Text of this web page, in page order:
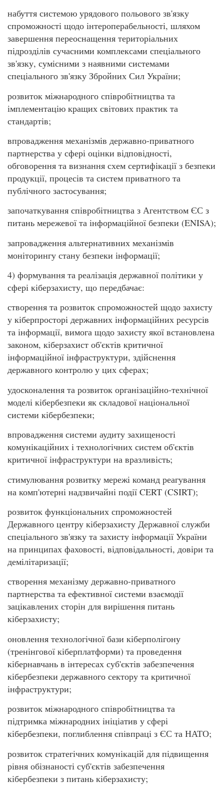
набуття системою урядового польового зв'язку
спроможності щодо інтероперабельності, шляхом
завершення переоснащення територіальних
підрозділів сучасними комплексами спеціального
зв'язку, сумісними з наявними системами
спеціального зв'язку Збройних Сил України;
розвиток міжнародного співробітництва та
імплементацію кращих світових практик та
стандартів;
впровадження механізмів державно-приватного
партнерства у сфері оцінки відповідності,
обговорення та визнання схем сертифікації з безпеки
продукції, процесів та систем приватного та
публічного застосування;
започаткування співробітництва з Агентством ЄС з
питань мережевої та інформаційної безпеки (ENISA);
запровадження альтернативних механізмів
моніторингу стану безпеки інформації;
4) формування та реалізація державної політики у
сфері кіберзахисту, що передбачає:
створення та розвиток спроможностей щодо захисту
у кіберпросторі державних інформаційних ресурсів
та інформації, вимога щодо захисту якої встановлена
законом, кіберзахист об'єктів критичної
інформаційної інфраструктури, здійснення
державного контролю у цих сферах;
удосконалення та розвиток організаційно-технічної
моделі кібербезпеки як складової національної
системи кібербезпеки;
впровадження системи аудиту захищеності
комунікаційних і технологічних систем об'єктів
критичної інфраструктури на вразливість;
стимулювання розвитку мережі команд реагування
на комп'ютерні надзвичайні події CERT (CSIRT);
розвиток функціональних спроможностей
Державного центру кіберзахисту Державної служби
спеціального зв'язку та захисту інформації України
на принципах фаховості, відповідальності, довіри та
демілітаризації;
створення механізму державно-приватного
партнерства та ефективної системи взаємодії
зацікавлених сторін для вирішення питань
кіберзахисту;
оновлення технологічної бази кіберполігону
(тренінгової кіберплатформи) та проведення
кібернавчань в інтересах суб'єктів забезпечення
кібербезпеки державного сектору та критичної
інфраструктури;
розвиток міжнародного співробітництва та
підтримка міжнародних ініціатив у сфері
кібербезпеки, поглиблення співпраці з ЄС та НАТО;
розвиток стратегічних комунікацій для підвищення
рівня обізнаності суб'єктів забезпечення
кібербезпеки з питань кіберзахисту;